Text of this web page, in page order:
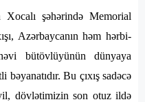
şəhərində Memorial
Azərbaycanın həm hərbi-
bütövlüyünün dünyaya
Bu çıxış sadəcə
dövlətimizin son otuz ildə